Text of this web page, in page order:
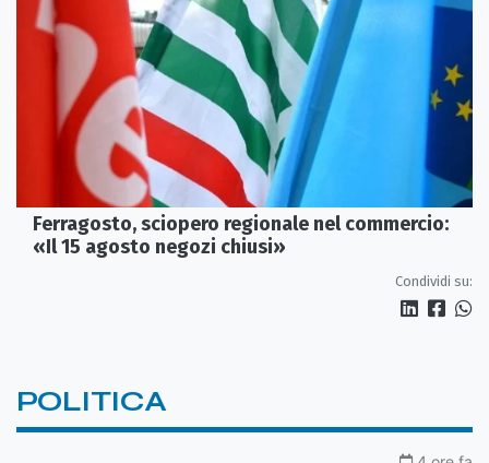
Ferragosto, sciopero regionale nel commercio:
«Il 15 agosto negozi chiusi»
Condividi su:
POLITICA